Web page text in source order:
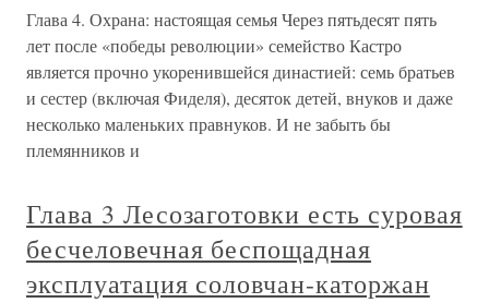
Глава 4. Охрана: настоящая семья Через пятьдесят пять
лет после «победы революции» семейство Кастро
является прочно укоренившейся династией: семь братьев
и сестер (включая Фиделя), десяток детей, внуков и даже
несколько маленьких правнуков. И не забыть бы
племянников и
Глава 3 Лесозаготовки есть суровая
бесчеловечная беспощадная
эксплуатация соловчан-каторжан